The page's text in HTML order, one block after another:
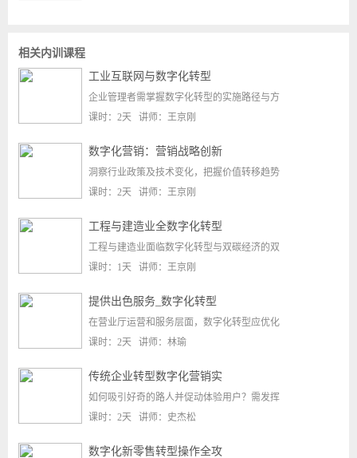
相关内训课程
工业互联网与数字化转型
企业管理者需掌握数字化转型的实施路径与方
课时：2天 讲师：王京刚
数字化营销：营销战略创新
洞察行业政策及技术变化，把握价值转移趋势
课时：2天 讲师：王京刚
工程与建造业全数字化转型
工程与建造业面临数字化转型与双碳经济的双
课时：1天 讲师：王京刚
提供出色服务_数字化转型
在营业厅运营和服务层面，数字化转型应优化
课时：2天 讲师：林瑜
传统企业转型数字化营销实
如何吸引好奇的路人并促动体验用户？需发挥
课时：2天 讲师：史杰松
数字化新零售转型操作全攻